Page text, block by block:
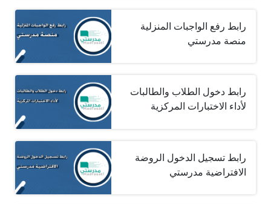
رابط رفع الواجبات المنزلية
منصة مدرستي
رابط دخول الطلاب والطالبات
لأداء الاختبارات المركزية
رابط تسجيل الدخول الروضة
الافتراضية مدرستي